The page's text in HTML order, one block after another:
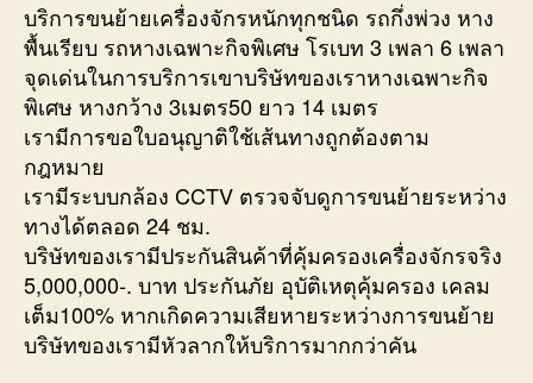
บริการขนย้ายเครื่องจักรหนักทุกชนิด รถกึ่งพ่วง หาง
พื้นเรียบ รถหางเฉพาะกิจพิเศษ โรเบท 3 เพลา 6 เพลา
จุดเด่นในการบริการเขาบริษัทของเราหางเฉพาะกิจ
พิเศษ หางกว้าง 3เมตร50 ยาว 14 เมตร
เรามีการขอใบอนุญาติใช้เส้นทางถูกต้องตาม
กฎหมาย
เรามีระบบกล้อง CCTV ตรวจจับดูการขนย้ายระหว่าง
ทางได้ตลอด 24 ชม.
บริษัทของเรามีประกันสินค้าที่คุ้มครองเครื่องจักรจริง
5,000,000-. บาท ประกันภัย อุบัติเหตุคุ้มครอง เคลม
เต็ม100% หากเกิดความเสียหายระหว่างการขนย้าย
บริษัทของเรามีหัวลากให้บริการมากกว่าคัน